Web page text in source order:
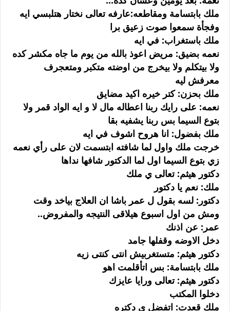
ملك بابتسامة ومقاطعه:عارفه تعالى نختار هتلبسي ايه
وفجأة سمعوا صوت زعيق برا
ملك باستغراب: في ايه
نعمه بضيق: مريض اعوذ بالله من يوم ما جاه مكشر كده
ولا بيتكلم ولا بيخرج من اوضته متكبر ومتعجرف
معرفش ليه
ملك بحزن: كتر خيره اكيد مضايق
نعمه: على رايك ربنا اعطاله مال لا و ايه الواد قمر ولا
بتوع السيما بس ربنا يشفيه بقا
ملك بفضول: انا هروح اشوف في ايه
خرجت ملك واول لما شافته ابتسمت لان على رأي نعمه
زي بتوع السيما اول لما الدكتور شافها نداها
دكتور هيثم: تعالى ي ملك
ملك: نعم يا دكتور
دكتور: لسه بقول ل عمر باشا ان العلاج بياخد وقت
ومش من اول اسبوع هيلاقى النتيجه والمفروض..
عمر: عن اذنك
دخل الاوضه وقفلها جامد
دكتور هيثم: متستغربيش انتى كنتى زيه
ملك بابتسامة: بس اتأقلمت اهو
دكتور هيثم: تعالى ورايا عايزك
دخلوا المكتب
ملك قعدت: اتفضل ي دكتره